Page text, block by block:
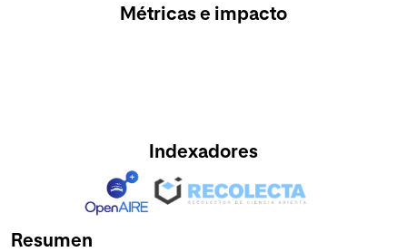
Métricas e impacto
Indexadores
Resumen